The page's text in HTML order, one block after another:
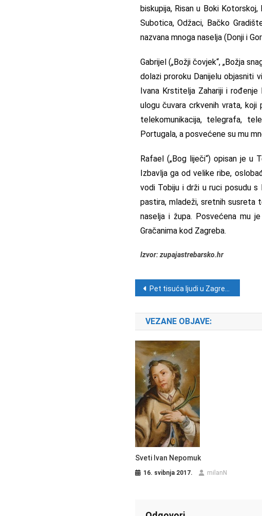
biskupija, Risan u Boki
Subotica, Odžaci, Bačko
nazvana mnoga naselja (Donji i
Gabrijel („Božji čovjek“, „Božja
dolazi proroku Danijelu objasniti
Ivana Krstitelja Zahariji i
ulogu čuvara crkvenih vrata, koji
telekomunikacija, telegrafa,
Portugala, a posvećene su mu
Rafael („Bog liječi“) opisan je u
Izbavlja ga od velike ribe,
vodi Tobiju i drži u ruci posudu s
pastira, mladeži, sretnih susreta
naselja i župa. Posvećena mu
Gračanima kod Zagreba.
Izvor: zupajastrebarsko.hr
Navigacija objava
Pet tisuća ljudi u Zagrebu na koncertu duhovne glazbe ‘Kamenita vrata’
VEZANE OBJAVE:
Sveti Ivan Nepomuk
16. svibnja 2017. milanN